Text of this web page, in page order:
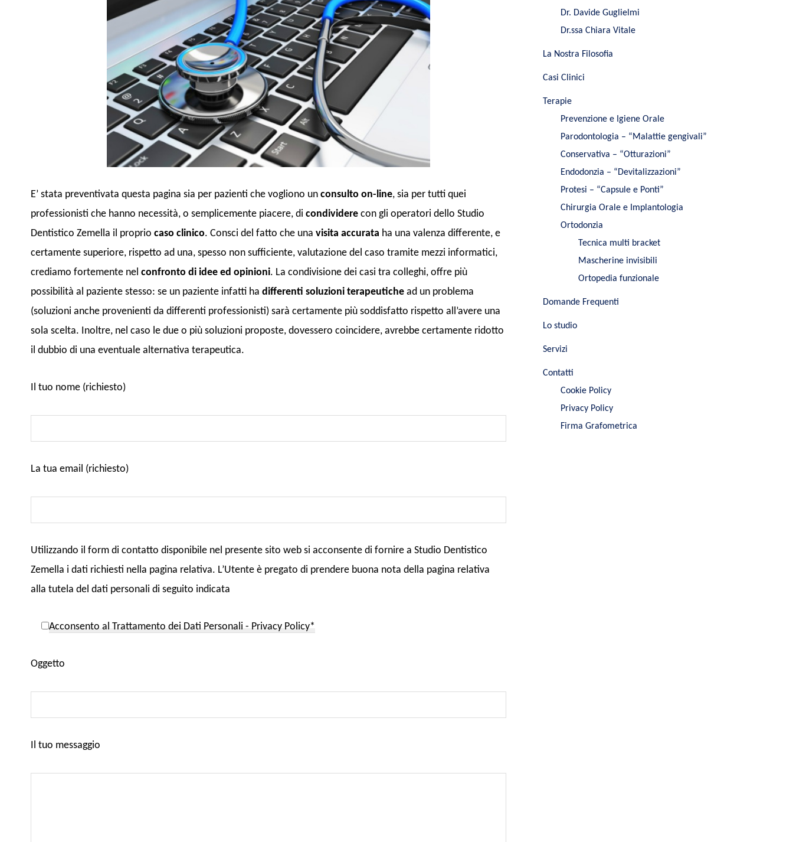
E’ stata preventivata questa pagina sia per pazienti che vogliono un consulto on-line, sia per tutti quei
professionisti che hanno necessità, o semplicemente piacere, di condividere con gli operatori dello Studio
Dentistico Zemella il proprio caso clinico. Consci del fatto che una visita accurata ha una valenza differente, e
certamente superiore, rispetto ad una, spesso non sufficiente, valutazione del caso tramite mezzi informatici,
crediamo fortemente nel confronto di idee ed opinioni. La condivisione dei casi tra colleghi, offre più
possibilità al paziente stesso: se un paziente infatti ha differenti soluzioni terapeutiche ad un problema
(soluzioni anche provenienti da differenti professionisti) sarà certamente più soddisfatto rispetto all’avere una
sola scelta. Inoltre, nel caso le due o più soluzioni proposte, dovessero coincidere, avrebbe certamente ridotto
il dubbio di una eventuale alternativa terapeutica.
Il tuo nome (richiesto)
La tua email (richiesto)
Utilizzando il form di contatto disponibile nel presente sito web si acconsente di fornire a Studio Dentistico
Zemella i dati richiesti nella pagina relativa. L’Utente è pregato di prendere buona nota della pagina relativa
alla tutela del dati personali di seguito indicata
Acconsento al Trattamento dei Dati Personali - Privacy Policy*
Oggetto
Il tuo messaggio
Dr. Davide Guglielmi
Dr.ssa Chiara Vitale
La Nostra Filosofia
Casi Clinici
Terapie
Prevenzione e Igiene Orale
Parodontologia – “Malattie gengivali”
Conservativa – “Otturazioni”
Endodonzia – “Devitalizzazioni”
Protesi – “Capsule e Ponti”
Chirurgia Orale e Implantologia
Ortodonzia
Tecnica multi bracket
Mascherine invisibili
Ortopedia funzionale
Domande Frequenti
Lo studio
Servizi
Contatti
Cookie Policy
Privacy Policy
Firma Grafometrica